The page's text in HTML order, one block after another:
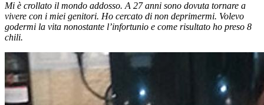
Mi è crollato il mondo addosso. A 27 anni sono dovuta tornare a
vivere con i miei genitori. Ho cercato di non deprimermi. Volevo
godermi la vita nonostante l’infortunio e come risultato ho preso 8
chili.